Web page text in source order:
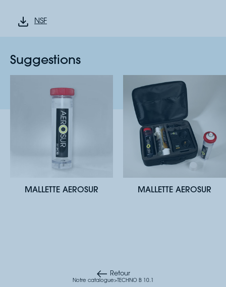
NSF
Suggestions
MALLETTE AEROSUR MALLETTE AEROSUR
Retour
Notre catalogue>TECHNO B 10.1